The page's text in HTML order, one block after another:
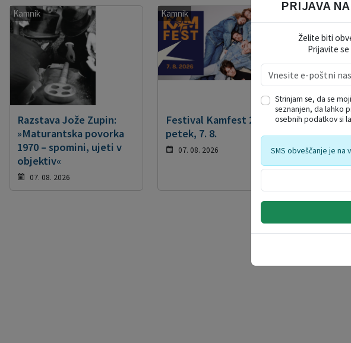
Kamnik
Razstava Jože Zupin:
»Maturantska povorka
1970 – spomini, ujeti v
objektiv«
07. 08. 2026
Kamnik
Festival Kamfest 2026 -
petek, 7. 8.
07. 08. 2026
Kamnik
Kino
Swear
08. 08.
PRIJAVA
Želite biti
Prijavite
Strinjam se, da se
seznanjen, da lahko
osebnih podatkov si
SMS obveščanje je na